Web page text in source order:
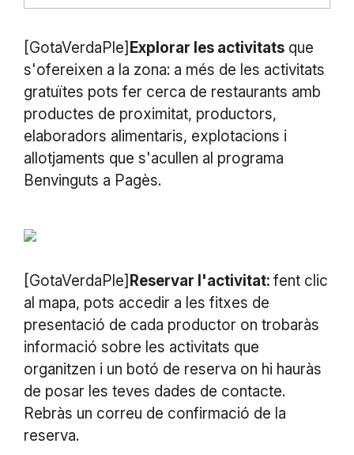
[GotaVerdaPle] Explorar les activitats que
s'ofereixen a la zona: a més de les activitats
gratuïtes pots fer cerca de restaurants amb
productes de proximitat, productors,
elaboradors alimentaris, explotacions i
allotjaments que s'acullen al programa
Benvinguts a Pagès.
[GotaVerdaPle] Reservar l'activitat:fent clic
al mapa, pots accedir a les fitxes de
presentació de cada productor on trobaràs
informació sobre les activitats que
organitzen i un botó de reserva on hi hauràs
de posar les teves dades de contacte.
Rebràs un correu de confirmació de la
reserva.